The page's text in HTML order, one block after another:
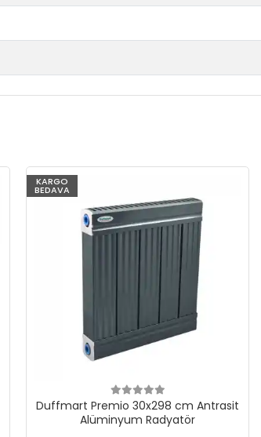
KARGO
BEDAVA
Duffmart Premio 30x298 cm Antrasit
Alüminyum Radyatör